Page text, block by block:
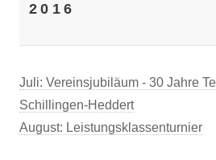
2016
Juli: Vereinsjubiläum - 30 Jahre
Schillingen-Heddert
August: Leistungsklassenturnier